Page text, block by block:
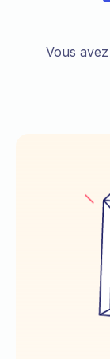
Vous